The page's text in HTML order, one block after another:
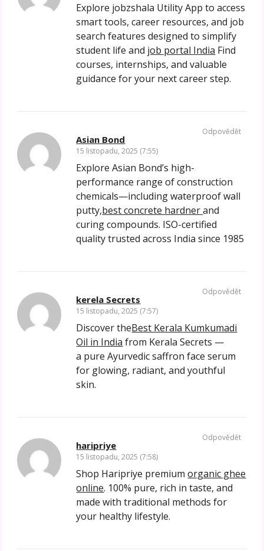
Explore jobzshala Utility App to access
smart tools, career resources, and job
search features designed to simplify
student life and job portal India Find
courses, internships, and valuable
guidance for your next career step.
Asian Bond
15 listopadu, 2025 (7:55)
Explore Asian Bond’s high-
performance range of construction
chemicals—including waterproof wall
putty,best concrete hardnerand
curing compounds. ISO-certified
quality trusted across India since 1985
Odpovědět
kerela Secrets
15 listopadu, 2025 (7:57)
Discover theBest Kerala Kumkumadi
Oil in India from Kerala Secrets —
a pure Ayurvedic saffron face serum
for glowing, radiant, and youthful
skin.
Odpovědět
haripriye
15 listopadu, 2025 (7:58)
Shop Haripriye premiumorganic ghee
online. 100% pure, rich in taste, and
made with traditional methods for
your healthy lifestyle.
Odpovědět